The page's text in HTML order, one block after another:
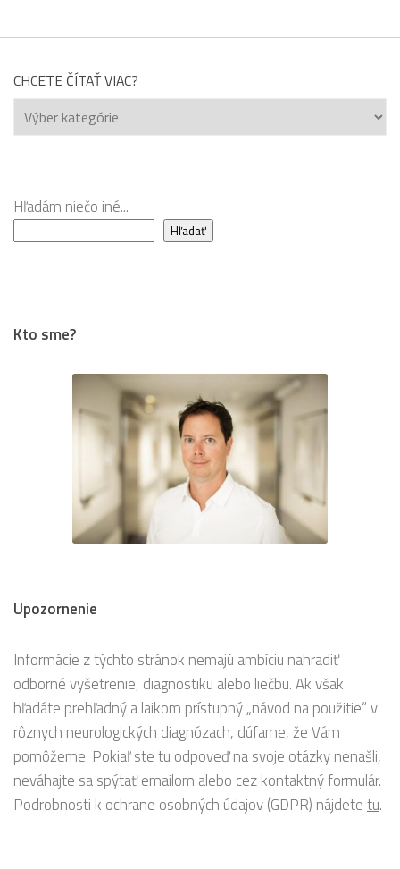
CHCETE ČÍTAŤ VIAC?
Chcete
čítať
Hľadám niečo iné...
Hľadať
Kto sme?
Upozornenie
Informácie z týchto stránok nemajú ambíciu nahradiť
odborné vyšetrenie, diagnostiku alebo liečbu. Ak však
hľadáte prehľadný a laikom prístupný „návod na použitie“ v
rôznych neurologických diagnózach, dúfame, že Vám
pomôžeme. Pokiaľ ste tu odpoveď na svoje otázky nenašli,
neváhajte sa spýtať emailom alebo cez kontaktný formulár.
Podrobnosti k ochrane osobných údajov (GDPR) nájdetetu.